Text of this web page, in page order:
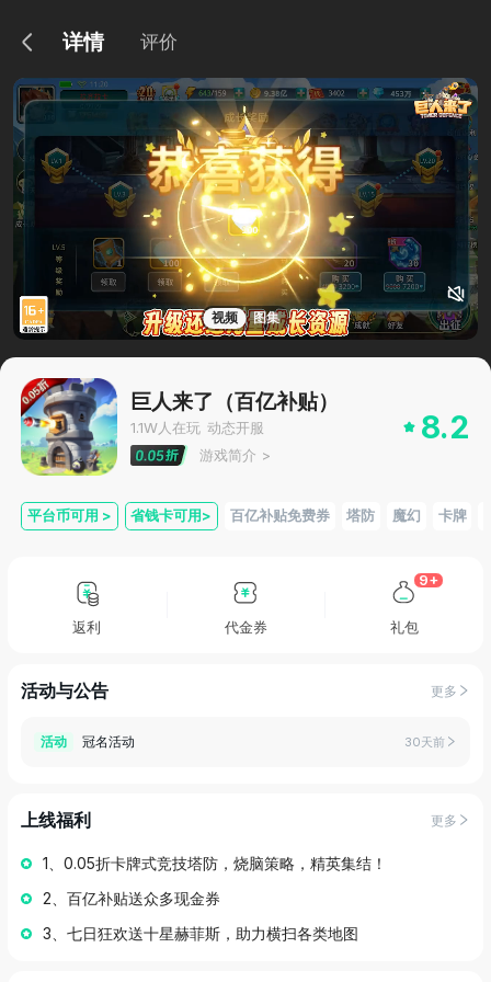
详情 评价
视频 图集
巨人来了（百亿补贴）
1.1W人在玩 动态开服
游戏简介 >
8.2
平台币可用 > 省钱卡可用> 百亿补贴免费券 塔防 魔幻 卡牌
返利 代金券 礼包
9+
活动与公告 更多
活动 冠名活动 30天前
上线福利 更多
1、0.05折卡牌式竞技塔防，烧脑策略，精英集结！
2、百亿补贴送众多现金券
3、七日狂欢送十星赫菲斯，助力横扫各类地图